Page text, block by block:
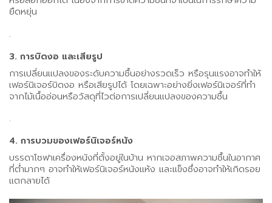
ยืดหยุ่น
.
3. การบิดงอ และเสียรูป
การเปลี่ยนแปลงของระดับความชื้นอย่างรวดเร็ว หรือรุนแรงอาจทำให้
เฟอร์นิเจอร์บิดงอ หรือเสียรูปได้ โดยเฉพาะอย่างยิ่งเฟอร์นิเจอร์ที่ทำ
จากไม้เนื้ออ่อนหรือวัสดุที่ไวต่อการเปลี่ยนแปลงของความชื้น
.
4. การบวมของเฟอร์นิเจอร์หนัง
บรรดาโซฟาเครื่องหนังที่ตั้งอยู่ในบ้าน หากเจอสภาพความชื้นในอากาศ
ที่ต่ำมากๆ อาจทำให้เฟอร์นิเจอร์หนังแห้ง และแข็งซึ่งอาจทำให้เกิดรอย
แตกลายได้